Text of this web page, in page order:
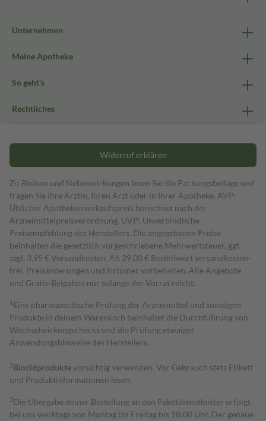
Unternehmen
Meine Apotheke
So geht's
Rechtliches
Widerruf erklären
Zu Risiken und Nebenwirkungen lesen Sie die Packungsbeilage und
fragen Sie Ihre Ärztin, Ihren Arzt oder in Ihrer Apotheke. AVP:
Üblicher Apothekenverkaufspreis berechnet nach der
Arzneimittelpreisverordnung. UVP: Unverbindliche
Preisempfehlung des Herstellers. Die angegebenen Preise
beinhalten die gesetzlich vorgeschriebene Mehrwertsteuer, ggf.
zzgl. 3,95 € Versandkosten. Ab 29,00 € Bestell­wert versand­kosten­
frei. Preisänderungen und Irrtümer vorbehalten. Alle Angebote
und Gratis-Beigaben nur solange der Vorrat reicht.
1 Eine pharmazeutische Prüfung der Arzneimittel und sonstigen
Produkte in deinem Warenkorb beinhaltet die Durchführung von
Wechselwirkungschecks und die Prüfung etwaiger
Anwendungshinweise des Herstellers.
2Biozidproduktevorsichtig verwenden. Vor Gebrauch stets Etikett
und Produktinformationen lesen.
3Die Übergabe deiner Bestellung an den Paketdienstleister erfolgt
bei uns werktags von Montag bis Freitag bis 18:00 Uhr. Der genaue